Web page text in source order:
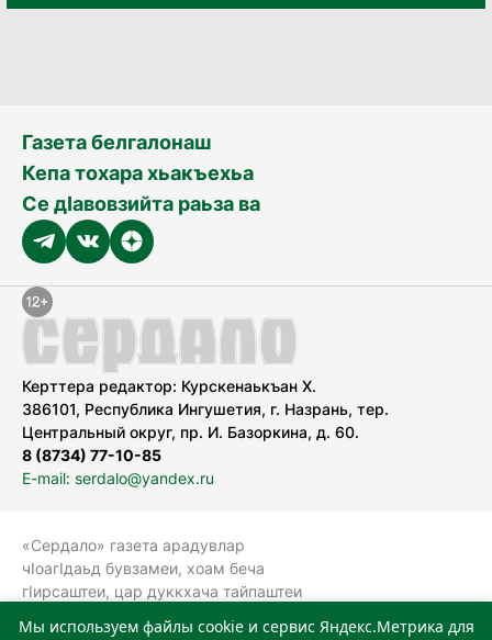
Газета белгалонаш
Кепа тохара хьакъехьа
Се дӀавовзийта раьза ва
Керттера редактор: Курскенаькъан Х.
386101, Республика Ингушетия, г. Назрань, тер.
Центральный округ, пр. И. Базоркина, д. 60.
8 (8734) 77-10-85
E-mail: serdalo@yandex.ru
«Сердало» газета арадувлар
чIоагIдаьд бувзамеи, хоам беча
гIирсаштеи, цар дуккхача тайпаштеи
Мы используем файлы cookie и сервис Яндекс.Метрика для